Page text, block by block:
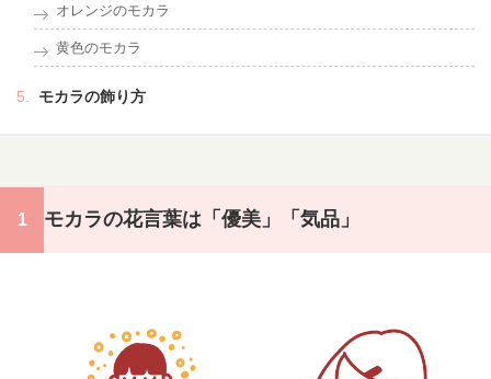
オレンジのモカラ
黄色のモカラ
モカラの飾り方
モカラの花言葉は「優美」「気品」